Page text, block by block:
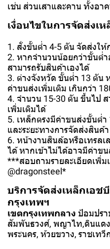
เช่น ส่วนเสาและคาน ทั้งอา
เงื่อนไขในการจัดส่งเ
1. สั่งขั้นต่ำ 4-5 ตัน จัดส่งใ
2. หากจำนวนน้อยกว่าขั้นต่
สามารถรับสินค้าเองได้
3. ต่างจังหวัด ขั้นต่ำ 13 ตัน
ค่าขนส่งเพิ่มเติม เกินกว่า
4. จำนวน 15-30 ตัน ขึ้นไป
เพิ่มเติมได้
5. เหล็กตรงมีค่าขนส่งขั้นต่
และระยะทางการจัดส่งสินค้า
6. หน้างานสินล้อหรือเทรลเ
ได้ หากเข้าไม่ได้อาจมีค่าข
***สอบถามรายละเอียดเพิ่ม
@dragonsteel*
บริการจัดส่งเหล็กเอช
กรุงเทพฯ
เขตกรุงเทพกลาง ป้อมปรา
สัมพันธวงศ์, พญาไท,ดินแด
พระนคร, ห้วยขวาง, ราชเทวี